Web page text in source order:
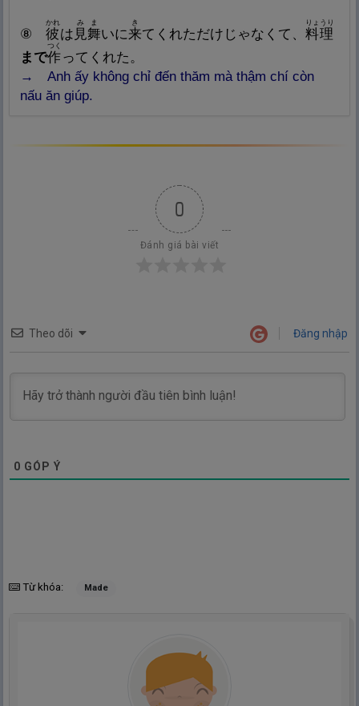
⑧ 彼
Nghĩa: Bên kia, kẻ khác, đối
かれ
は 見舞
みま
いに来
き
てくれただけじゃなくて、 料理
りょうり
まで作
つく
ってくれた。
→ Anh ấy không chỉ đến thăm mà thậm chí còn
nấu ăn giúp.
0
Đánh giá bài viết
Theo dõi Đăng nhập
0 GÓP Ý
Từ khóa: Made